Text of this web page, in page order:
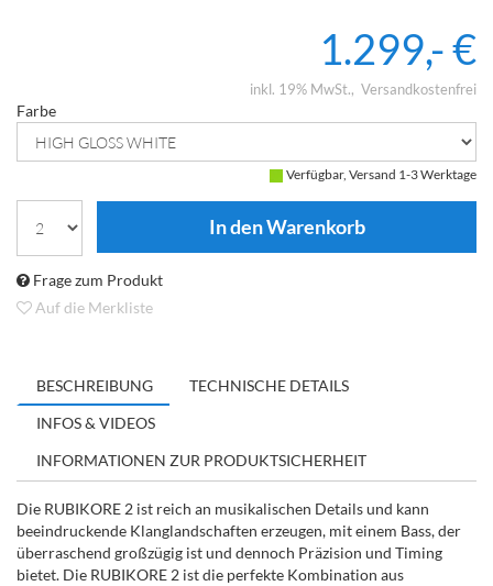
1.299,- €
inkl. 19% MwSt. Versandkostenfrei
Farbe
Verfügbar, Versand 1-3 Werktage
Frage zum Produkt
Auf die Merkliste
BESCHREIBUNG
TECHNISCHE DETAILS
INFOS & VIDEOS
INFORMATIONEN ZUR PRODUKTSICHERHEIT
Die RUBIKORE 2 ist reich an musikalischen Details und kann
beeindruckende Klanglandschaften erzeugen, mit einem Bass, der
überraschend großzügig ist und dennoch Präzision und Timing
bietet. Die RUBIKORE 2 ist die perfekte Kombination aus